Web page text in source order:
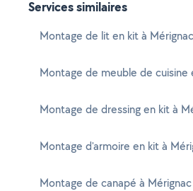
Services similaires
Montage de lit en kit à Mérignac
Montage de meuble de cuisine
Montage de dressing en kit à
Montage d'armoire en kit à
Montage de canapé à Mérignac